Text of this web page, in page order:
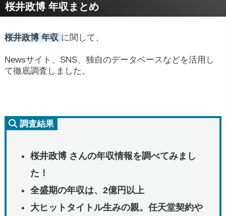
桜井政博 年収まとめ
桜井政博 年収 に関して、
Newsサイト、SNS、独自のデータベースなどを活用し
て徹底調査しました。
調査結果
桜井政博 さんの年収情報を調べてみまし
た！
全盛期の年収は、2億円以上
大ヒットタイトル生みの親。任天堂契約や